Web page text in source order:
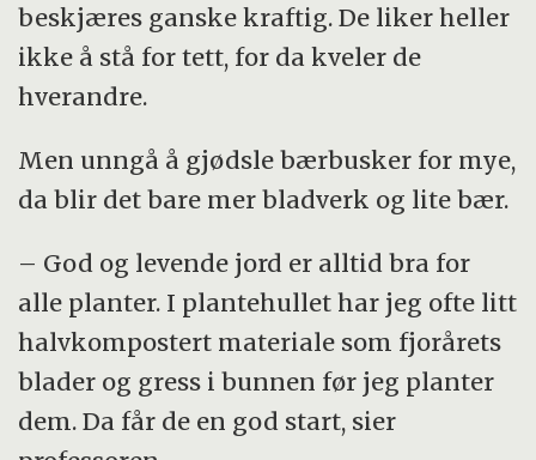
beskjæres ganske kraftig. De liker heller
ikke å stå for tett, for da kveler de
hverandre.
Men unngå å gjødsle bærbusker for mye,
da blir det bare mer bladverk og lite bær.
– God og levende jord er alltid bra for
alle planter. I plantehullet har jeg ofte litt
halvkompostert materiale som fjorårets
blader og gress i bunnen før jeg planter
dem. Da får de en god start, sier